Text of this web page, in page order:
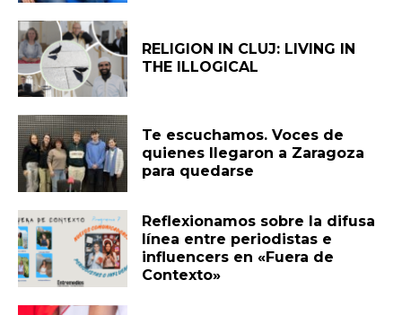
RELIGION IN CLUJ: LIVING IN
THE ILLOGICAL
Te escuchamos. Voces de
quienes llegaron a Zaragoza
para quedarse
Reflexionamos sobre la difusa
línea entre periodistas e
influencers en «Fuera de
Contexto»